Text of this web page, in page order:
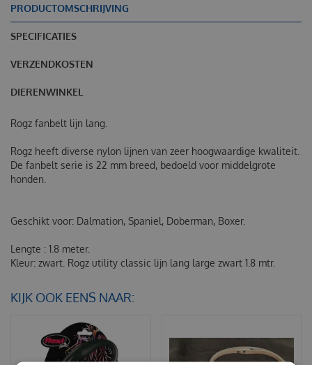
PRODUCTOMSCHRIJVING
SPECIFICATIES
VERZENDKOSTEN
DIERENWINKEL
Rogz fanbelt lijn lang.
Rogz heeft diverse nylon lijnen van zeer hoogwaardige kwaliteit.
De fanbelt serie is 22 mm breed, bedoeld voor middelgrote
honden.
Geschikt voor: Dalmation, Spaniel, Doberman, Boxer.
Lengte : 1.8 meter.
Kleur: zwart. Rogz utility classic lijn lang large zwart 1.8 mtr.
KIJK OOK EENS NAAR: